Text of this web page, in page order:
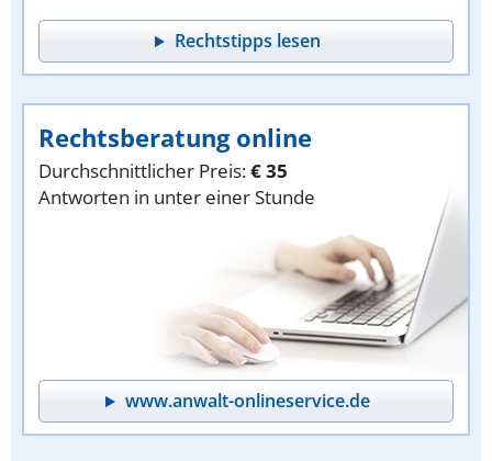
Rechtstipps lesen
Rechtsberatung online
Durchschnittlicher Preis:€ 35
Antworten in unter einer Stunde
www.anwalt-onlineservice.de